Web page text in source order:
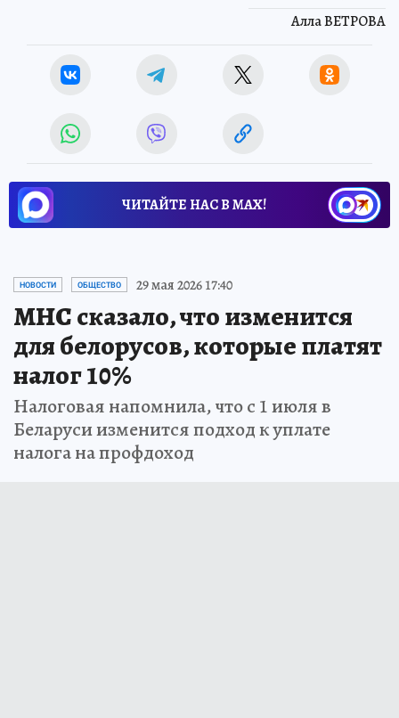
Алла ВЕТРОВА
ЧИТАЙТЕ НАС В МАХ!
НОВОСТИ ОБЩЕСТВО 29 мая 2026 17:40
МНС сказало, что изменится
для белорусов, которые платят
налог 10%
Налоговая напомнила, что с 1 июля в
Беларуси изменится подход к уплате
налога на профдоход